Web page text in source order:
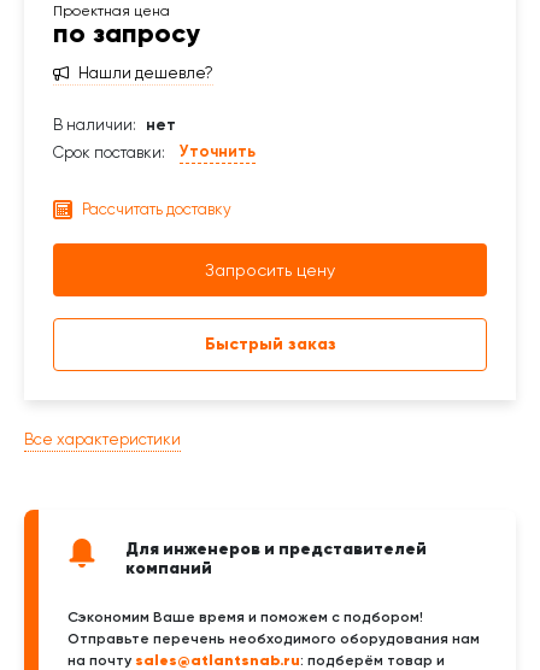
Все характеристики
Для инженеров и представителей
компаний
Сэкономим Ваше время и поможем с подбором!
Отправьте перечень необходимого оборудования нам
на почту sales@atlantsnab.ru: подберём товар и
по запросу
Нашли дешевле?
В наличии:
нет
Срок поставки:
Уточнить
Рассчитать доставку
Запросить цену
Быстрый заказ